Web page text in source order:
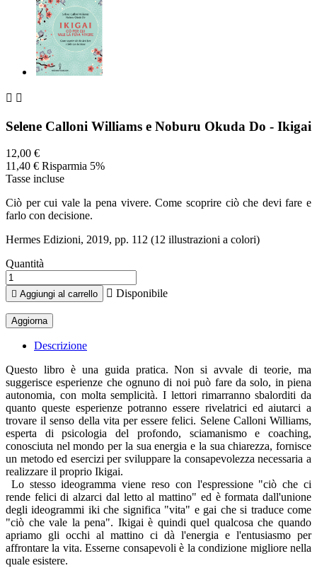
 
Selene Calloni Williams e Noburu Okuda Do - Ikigai
12,00 €
11,40 € Risparmia 5%
Tasse incluse
Ciò per cui vale la pena vivere. Come scoprire ciò che devi fare e
farlo con decisione.
Hermes Edizioni, 2019, pp. 112 (12 illustrazioni a colori)
Quantità
 Aggiungi al carrello  Disponibile
Descrizione
Questo libro è una guida pratica. Non si avvale di teorie, ma
suggerisce esperienze che ognuno di noi può fare da solo, in piena
autonomia, con molta semplicità. I lettori rimarranno sbalorditi da
quanto queste esperienze potranno essere rivelatrici ed aiutarci a
trovare il senso della vita per essere felici. Selene Calloni Williams,
esperta di psicologia del profondo, sciamanismo e coaching,
conosciuta nel mondo per la sua energia e la sua chiarezza, fornisce
un metodo ed esercizi per sviluppare la consapevolezza necessaria a
realizzare il proprio Ikigai.
Lo stesso ideogramma viene reso con l'espressione "ciò che ci
rende felici di alzarci dal letto al mattino" ed è formata dall'unione
degli ideogrammi iki che significa "vita" e gai che si traduce come
"ciò che vale la pena". Ikigai è quindi quel qualcosa che quando
apriamo gli occhi al mattino ci dà l'energia e l'entusiasmo per
affrontare la vita. Esserne consapevoli è la condizione migliore nella
quale esistere.